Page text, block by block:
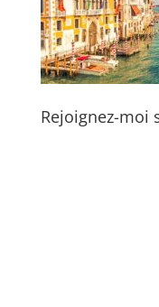
Rejoignez-moi